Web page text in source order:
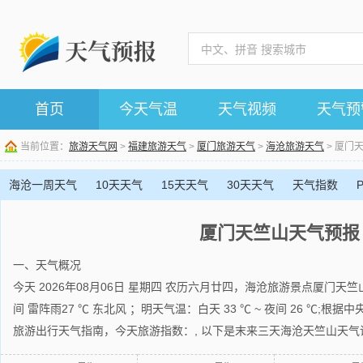
首页 今天气温 天气视频 天气
当前位置： 旅游天气网 > 福建旅游天气 > 厦门旅游天气 > 海沧旅游天气 > 厦门
海沧一周天气 10天天气 15天天气 30天天气 天气指数
厦门天竺山天气预报
一、天气概况
今天 2026年08月06日 星期四 农历六月廿四，海沧旅游景点厦门天
间 雷阵雨27 ℃ 东北风 ；明天气温：白天 33 ℃ ~ 夜间 26 ℃;根据中
旅游出行天气指南，今天旅游指数：, 以下是末来三天海沧天竺山天气